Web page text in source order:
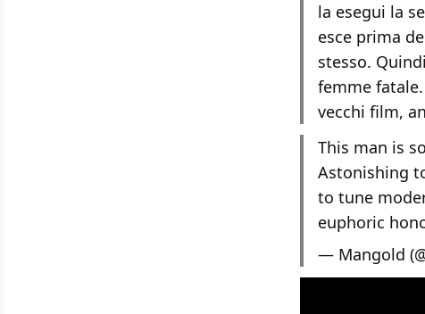
la esegui la
esce prima
stesso.
femme
vecchi film,
This man is
Astonishing
to tune
euphoric
— Mangold